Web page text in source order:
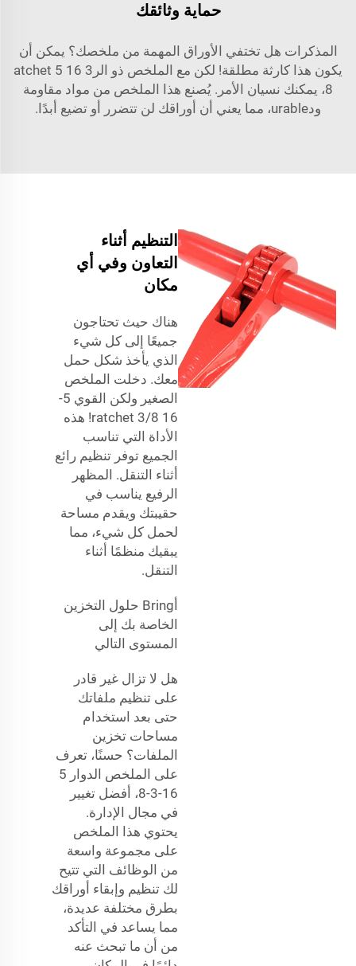
حماية وثائقك
المذكرات هل تختفي الأوراق المهمة من ملخصك؟ يمكن أن
يكون هذا كارثة مطلقة! لكن مع الملخص ذو الرatchet 5 16 3
8، يمكنك نسيان الأمر. يُصنع هذا الملخص من مواد مقاومة
ودurable، مما يعني أن أوراقك لن تتضرر أو تضيع أبدًا.
التنظيم أثناء
التعاون وفي أي
مكان
هناك حيث تحتاجون
جميعًا إلى كل شيء
الذي يأخذ شكل حمل
معك. دخلت الملخص
الصغير ولكن القوي 5-
16 3/8 ratchet! هذه
الأداة التي تناسب
الجميع توفر تنظيم رائع
أثناء التنقل. المظهر
الرفيع يناسب في
حقيبتك ويقدم مساحة
لحمل كل شيء، مما
يبقيك منظمًا أثناء
التنقل.
أBring حلول التخزين
الخاصة بك إلى
المستوى التالي
هل لا تزال غير قادر
على تنظيم ملفاتك
حتى بعد استخدام
مساحات تخزين
الملفات؟ حسنًا، تعرف
على الملخص الدوار 5
16-3-8، أفضل تغيير
في مجال الإدارة.
يحتوي هذا الملخص
على مجموعة واسعة
من الوظائف التي تتيح
لك تنظيم وإبقاء أوراقك
بطرق مختلفة عديدة،
مما يساعد في التأكد
من أن ما تبحث عنه